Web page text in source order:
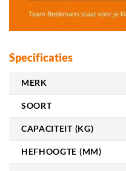
Specificaties
MERK
SOORT
CAPACITEIT (KG)
HEFHOOGTE (MM)